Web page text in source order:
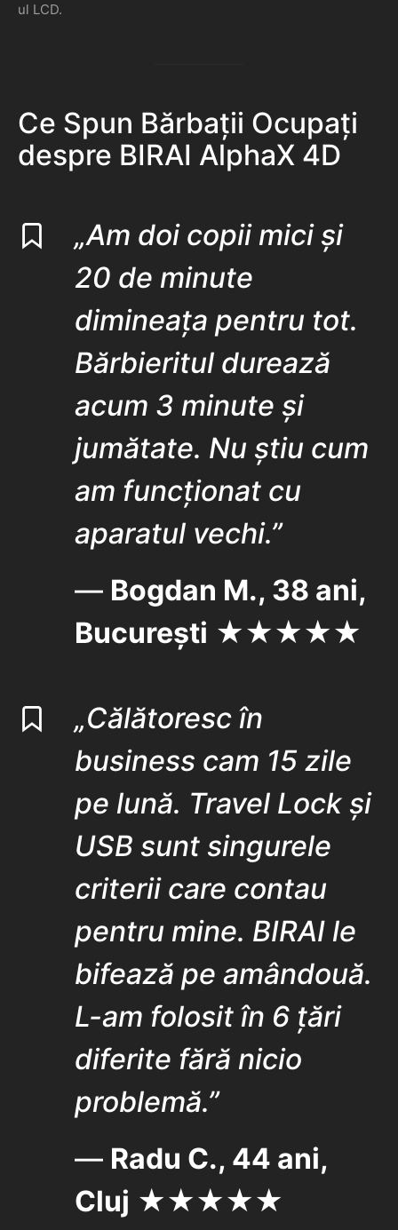
ul LCD.
Ce Spun Bărbații Ocupați
despre BIRAI AlphaX 4D
„Am doi copii mici și
20 de minute
dimineața pentru tot.
Bărbieritul durează
acum 3 minute și
jumătate. Nu știu cum
am funcționat cu
aparatul vechi.”
— Bogdan M., 38 ani,
București ★★★★★
„Călătoresc în
business cam 15 zile
pe lună. Travel Lock și
USB sunt singurele
criterii care contau
pentru mine. BIRAI le
bifează pe amândouă.
L-am folosit în 6 țări
diferite fără nicio
problemă.”
— Radu C., 44 ani,
Cluj ★★★★★